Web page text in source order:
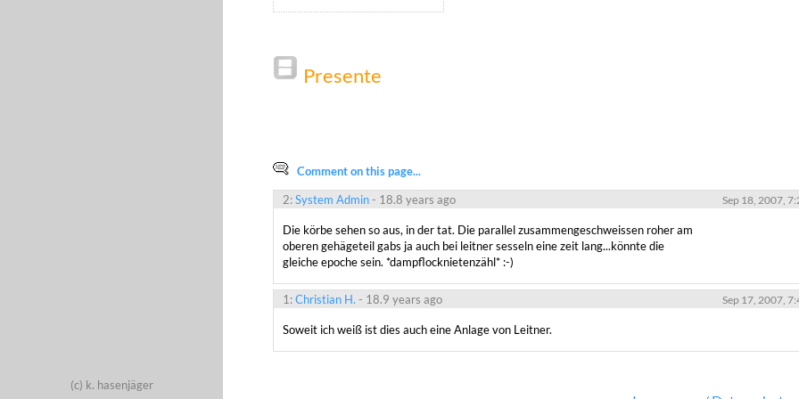
Presente
Comment on this page...
2:System Admin- 18.8 years ago Sep 18, 2007,
Die körbe sehen so aus, in der tat. Die parallel zusammengeschweissen roher am
oberen gehägeteil gabs ja auch bei leitner sesseln eine zeit lang...könnte die
gleiche epoche sein. *dampflocknietenzähl* :-)
1:Christian H. - 18.9 years ago Sep 17, 2007,
Soweit ich weiß ist dies auch eine Anlage von Leitner.
(c) k. hasenjäger